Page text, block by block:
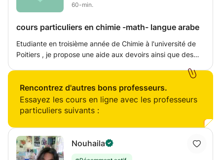
60-min.
cours particuliers en chimie -math- langue arabe
Etudiante en troisième année de Chimie à l'université de
Poitiers , je propose une aide aux devoirs ainsi que des
Chimie -Arabe N'hésitez pas à me contacter pour plus
des renseignements
Rencontrez d'autres bons professeurs.
Essayez les cours en ligne avec les professeurs
particuliers suivants :
Nouhaila